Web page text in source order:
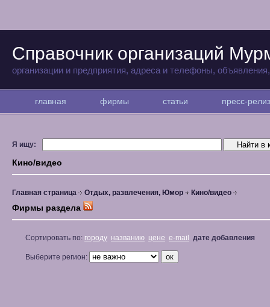
Справочник организаций
организации и предприятия, адреса и телефоны,
главная фирмы статьи пресс-
Я ищу:
Кино/видео
Главная страница Отдых, развлечения, Юмор Кино/видео
Фирмы раздела
Сортировать по: городу названию цене e-mail дате добавления
Выберите регион: